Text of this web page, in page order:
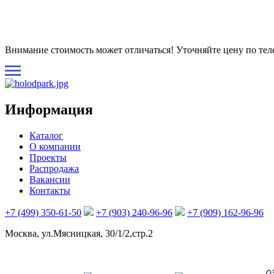
Внимание стоимость может отличаться! Уточняйте цену по
Информация
Каталог
О компании
Проекты
Распродажа
Вакансии
Контакты
+7 (499) 350-61-50 +7 (903) 240-96-96
+7 (909) 162-96-96
Москва, ул.Мясницкая, 30/1/2,стр.2